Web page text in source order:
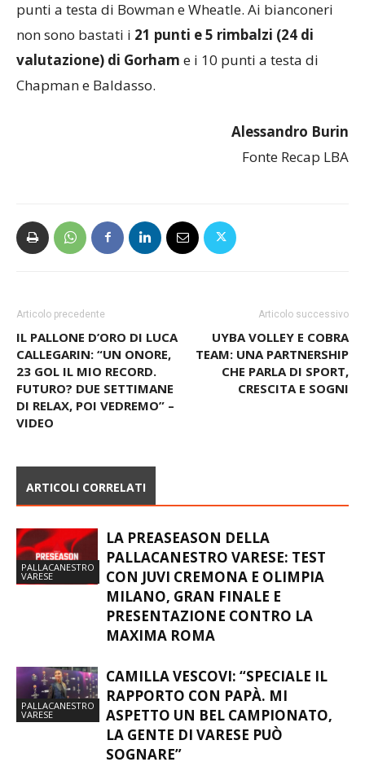
punti a testa di Bowman e Wheatle. Ai bianconeri
non sono bastati i 21 punti e 5 rimbalzi (24 di
valutazione) di Gorham e i 10 punti a testa di
Chapman e Baldasso.
Alessandro Burin
Fonte Recap LBA
Articolo precedente
IL PALLONE D’ORO DI LUCA
CALLEGARIN: “UN ONORE,
23 GOL IL MIO RECORD.
FUTURO? DUE SETTIMANE
DI RELAX, POI VEDREMO” –
VIDEO
Articolo successivo
UYBA VOLLEY E COBRA
TEAM: UNA PARTNERSHIP
CHE PARLA DI SPORT,
CRESCITA E SOGNI
ARTICOLI CORRELATI
PALLACANESTRO
VARESE
LA PREASEASON DELLA
PALLACANESTRO VARESE: TEST
CON JUVI CREMONA E OLIMPIA
MILANO, GRAN FINALE E
PRESENTAZIONE CONTRO LA
MAXIMA ROMA
PALLACANESTRO
VARESE
CAMILLA VESCOVI: “SPECIALE IL
RAPPORTO CON PAPÀ. MI
ASPETTO UN BEL CAMPIONATO,
LA GENTE DI VARESE PUÒ
SOGNARE”